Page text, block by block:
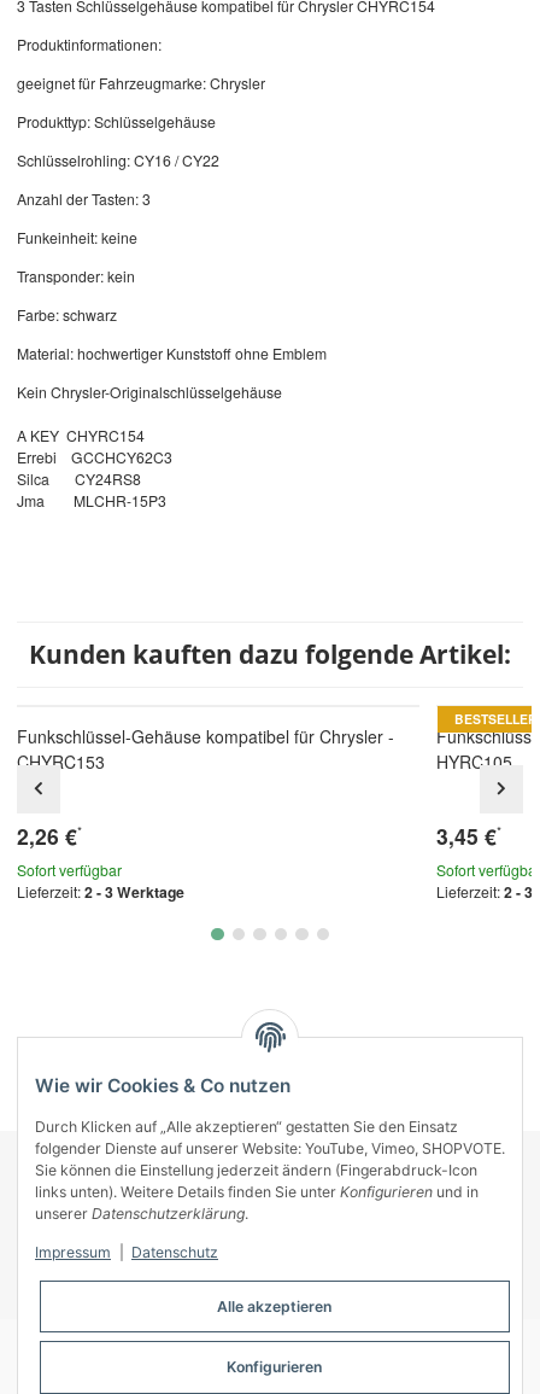
3 Tasten Schlüsselgehäuse kompatibel für Chrysler CHYRC154
Produktinformationen:
geeignet für Fahrzeugmarke: Chrysler
Produkttyp: Schlüsselgehäuse
Schlüsselrohling: CY16 / CY22
Anzahl der Tasten: 3
Funkeinheit: keine
Transponder: kein
Farbe: schwarz
Material: hochwertiger Kunststoff ohne Emblem
Kein Chrysler-Originalschlüsselgehäuse
A KEY CHYRC154
Errebi GCCHCY62C3
Silca CY24RS8
Jma MLCHR-15P3
Kunden kauften dazu folgende Artikel:
Funkschlüssel-Gehäuse kompatibel für Chrysler -
CHYRC153
2,26 €*
Sofort verfügbar
Lieferzeit:2 - 3 Werktage
BESTSELLER
HYRC105
3,45 €*
Sofort verfügbar
Lieferzeit:2 - 3
KONTAKT
INFORMATIONEN
ZAHLUNGSARTEN
Wie wir Cookies & Co nutzen
Durch Klicken auf „Alle akzeptieren“ gestatten Sie den Einsatz
folgender Dienste auf unserer Website: YouTube, Vimeo, SHOPVOTE.
Sie können die Einstellung jederzeit ändern (Fingerabdruck-Icon
links unten). Weitere Details finden Sie unter Konfigurieren und in
unserer Datenschutzerklärung.
Impressum Datenschutz
Alle akzeptieren
Konfigurieren